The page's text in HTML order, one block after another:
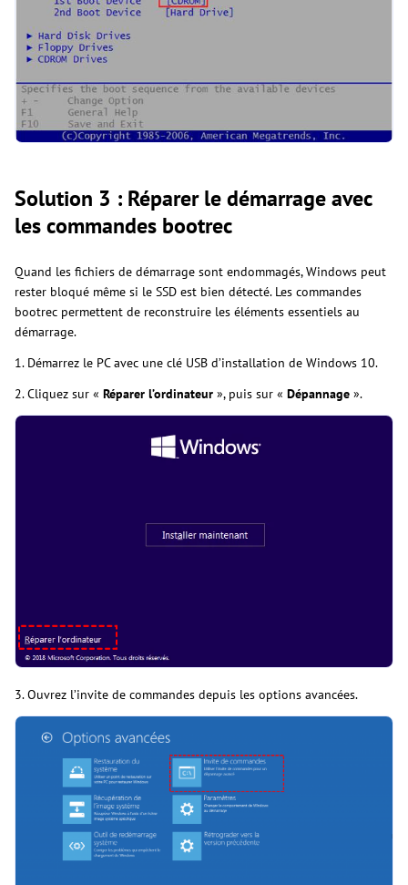
Solution 3 : Réparer le démarrage avec
les commandes bootrec
Quand les fichiers de démarrage sont endommagés, Windows peut
rester bloqué même si le SSD est bien détecté. Les commandes
bootrec permettent de reconstruire les éléments essentiels au
démarrage.
1. Démarrez le PC avec une clé USB d’installation de Windows 10.
2. Cliquez sur « Réparer l’ordinateur », puis sur « Dépannage ».
3. Ouvrez l’invite de commandes depuis les options avancées.